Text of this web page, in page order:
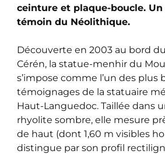
ceinture et plaque-boucle.
témoin du Néolithique.
Découverte en 2003 au bord
Cérén, la statue-menhir du
s’impose comme l’un des plus
témoignages de la statuaire
Haut-Languedoc. Taillée dans
rhyolite sombre, elle mesure
de haut (dont 1,60 m visibles
distingue par son profil